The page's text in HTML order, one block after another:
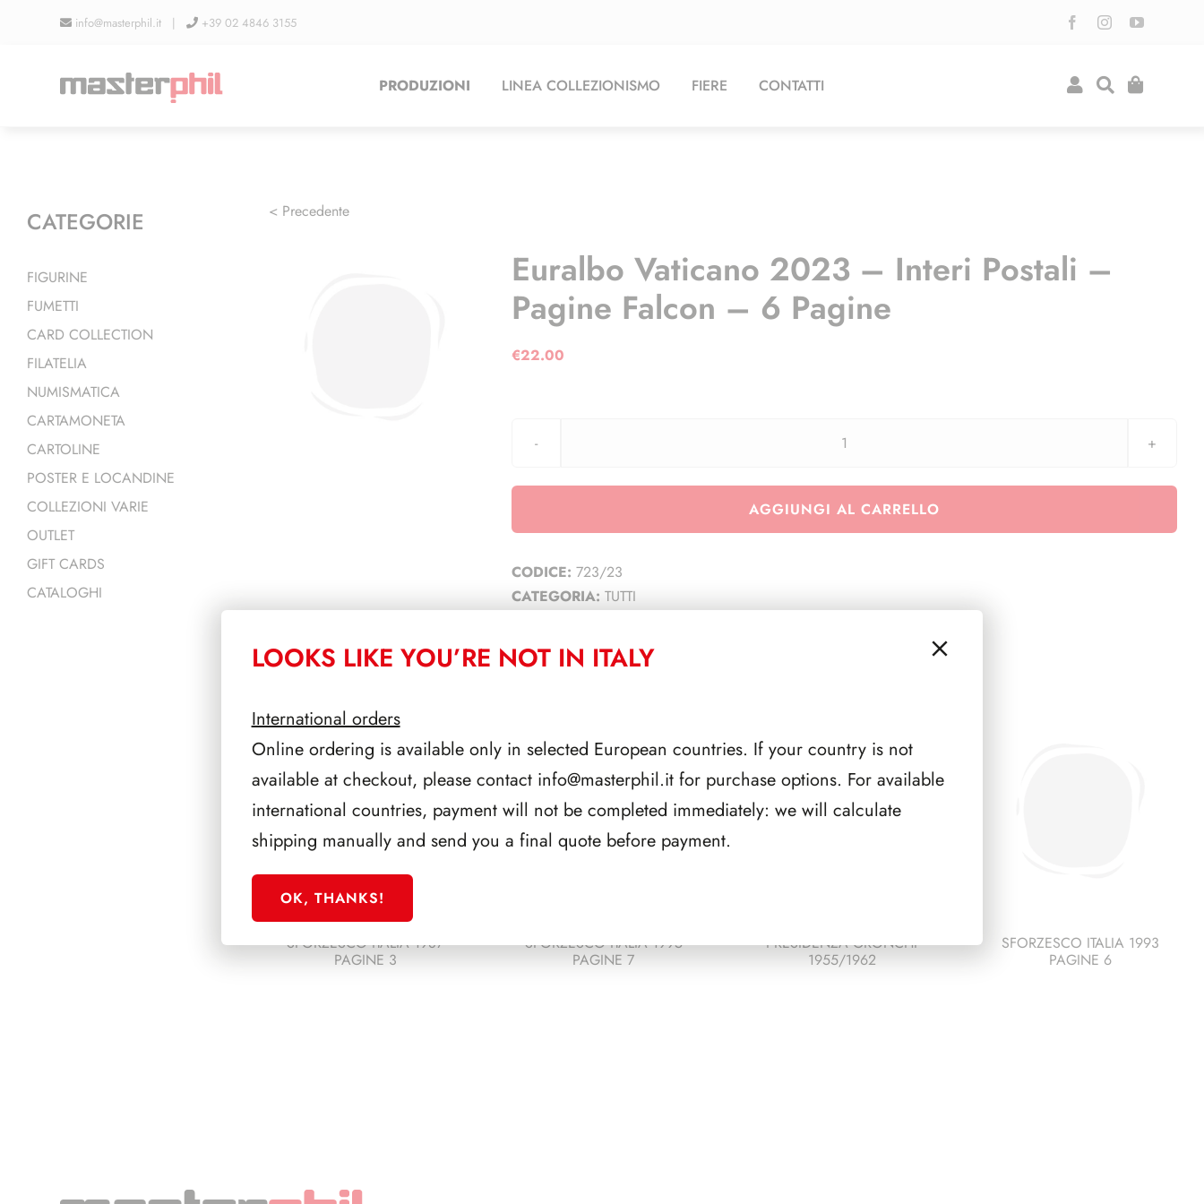
info@masterphil.it | +39 02 4846 3155
PRODUZIONI LINEA COLLEZIONISMO FIERE CONTATTI
< Precedente
Euralbo Vaticano 2023 – Interi Postali –
Pagine Falcon – 6 Pagine
€22.00
Euralbo
2023
quantità
AGGIUNGI AL CARRELLO
CODICE: 723/23
CATEGORIA: TUTTI
SFORZESCO ITALIA 1987
PAGINE 3
SFORZESCO ITALIA 1995
PAGINE 7
PRESIDENZA GRONCHI
1955/1962
SFORZESCO ITALIA 1993
PAGINE 6
CATEGORIE
FIGURINE
FUMETTI
CARD COLLECTION
FILATELIA
NUMISMATICA
CARTAMONETA
CARTOLINE
POSTER E LOCANDINE
COLLEZIONI VARIE
OUTLET
GIFT CARDS
CATALOGHI
LOOKS LIKE YOU’RE NOT IN ITALY
International orders
Online ordering is available only in selected European countries. If your country is not
available at checkout, please contact info@masterphil.itfor purchase options. For available
international countries, payment will not be completed immediately: we will calculate
shipping manually and send you a final quote before payment.
OK, THANKS!